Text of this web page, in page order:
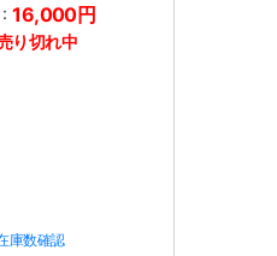
16,000円
り切れ中
庫数確認